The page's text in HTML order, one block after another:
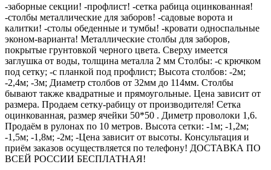
-заборные секции! -профлист! -сетка рабица оцинкованная!
-столбы металлические для заборов! -садовые ворота и
калитки! -столы обеденные и тумбы! -кровати односпальные
эконом-варианта! Металлические столбы для заборов,
покрытые грунтовкой черного цвета. Сверху имеется
заглушка от воды, толщина металла 2 мм Столбы: -с крючком
под сетку; -с планкой под профлист; Высота столбов: -2м;
-2,4м; -3м; Диаметр столбов от 32мм до 114мм. Столбы
бывают также квадратные и прямоугольные. Цена зависит от
размера. Продаем сетку-рабицу от производителя! Сетка
оцинкованная, размер ячейки 50*50 . Диметр проволоки 1,6.
Продаём в рулонах по 10 метров. Высота сетки: -1м; -1,2м;
-1,5м; -1,8м; -2м; -Цена зависит от высоты. Консультация и
приём заказов осуществляется по телефону! ДОСТАВКА ПО
ВСЕЙ РОССИИ БЕСПЛАТНАЯ!